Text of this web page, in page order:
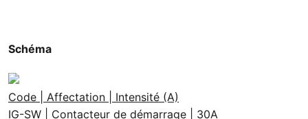
Schéma
Code | Affectation | Intensité (A)
IG-SW | Contacteur de démarrage | 30A